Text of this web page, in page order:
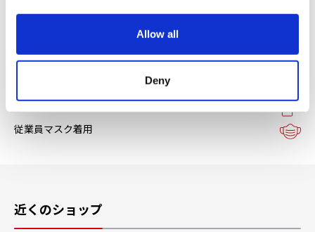
Allow all
Deny
衛生対応
アルコール消毒設置
従業員マスク着用
近くのショップ